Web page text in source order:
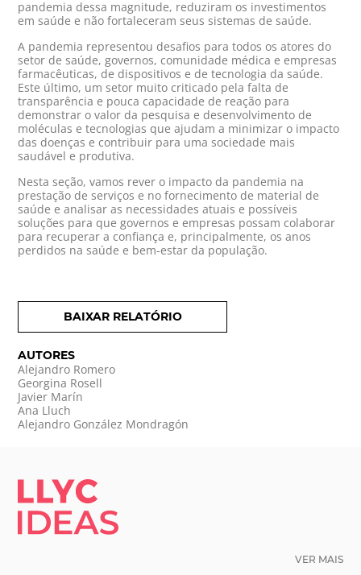
pandemia dessa magnitude, reduziram os investimentos
em saúde e não fortaleceram seus sistemas de saúde.
A pandemia representou desafios para todos os atores do
setor de saúde, governos, comunidade médica e empresas
farmacêuticas, de dispositivos e de tecnologia da saúde.
Este último, um setor muito criticado pela falta de
transparência e pouca capacidade de reação para
demonstrar o valor da pesquisa e desenvolvimento de
moléculas e tecnologias que ajudam a minimizar o impacto
das doenças e contribuir para uma sociedade mais
saudável e produtiva.
Nesta seção, vamos rever o impacto da pandemia na
prestação de serviços e no fornecimento de material de
saúde e analisar as necessidades atuais e possíveis
soluções para que governos e empresas possam colaborar
para recuperar a confiança e, principalmente, os anos
perdidos na saúde e bem-estar da população.
BAIXAR RELATÓRIO
AUTORES
Alejandro Romero
Georgina Rosell
Javier Marín
Ana Lluch
Alejandro González Mondragón
LLYC IDEAS.
VER MAIS